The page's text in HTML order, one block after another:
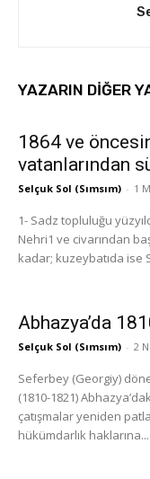
YAZARIN DIĞER
1864 ve
vatanlarından
Selçuk Sol (Sımsım) - 1
1- Sadz topluluğu yüzyılda Karadeniz sahil hattı boyunca Bzıp
Nehri1 ve civarından
kadar; kuzeybatıda ise
Abhazya’da
Selçuk Sol (Sımsım) - 2
Seferbey (Georgiy) dönemi Seferbey (Georgiy) Çaçba
(1810-1821)
çatışmalar yeniden
hükümdarlık haklarına...